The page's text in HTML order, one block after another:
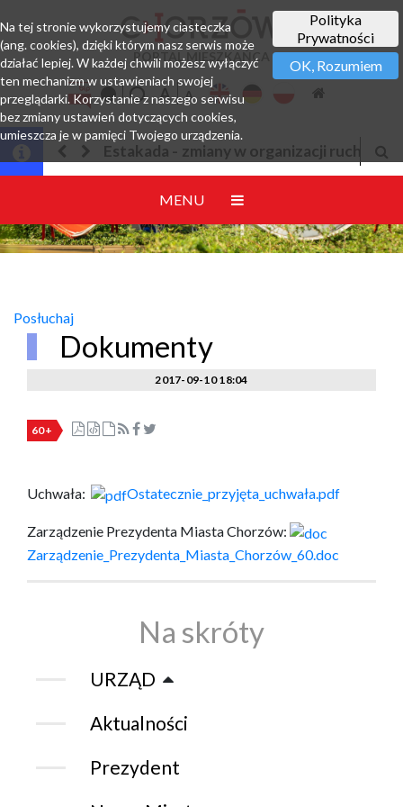
PORTAL MIESZKAŃCA
Estakada - zmiany w organizacji ruchuJesteśmy w
MENU
Posłuchaj
Dokumenty
2017-09-10 18:04
60+
Uchwała: Ostatecznie_przyjęta_uchwała.pdf
Zarządzenie Prezydenta Miasta Chorzów:
Zarządzenie_Prezydenta_Miasta_Chorzów_60.doc
Na skróty
URZĄD
Aktualności
Prezydent
Polityka
Prywatności
OK, Rozumiem
Na tej stronie wykorzystujemy ciasteczka
(ang. cookies), dzięki którym nasz serwis może
działać lepiej. W każdej chwili możesz wyłączyć
ten mechanizm w ustawieniach swojej
przeglądarki. Korzystanie z naszego serwisu
bez zmiany ustawień dotyczących cookies,
umieszcza je w pamięci Twojego urządzenia.